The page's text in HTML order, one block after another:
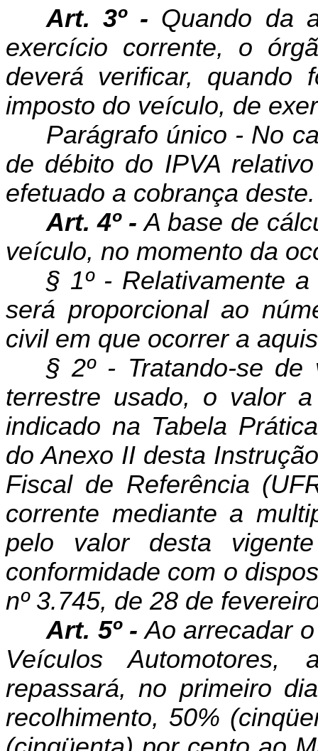
Art. 3º - Quando da
exer­cício corrente, o
deverá verificar,
imposto do veículo, de
Parágrafo único - No
de débito do IPVA
efetuado a co­brança deste.
Art. 4º - A base de
veículo, no momento da
§ 1º - Relativamente
será proporcional ao
civil em que ocorrer a
§ 2º - Tratando-se de
terrestre usado, o valor
indicado na Tabela
do Anexo II desta
Fiscal de Referência
corrente mediante a
pelo valor desta
conformidade com o
nº 3.745, de 28 de
Art. 5º - Ao arrecadar
Veículos Automotores,
repassará, no primeiro
recolhimento, 50%